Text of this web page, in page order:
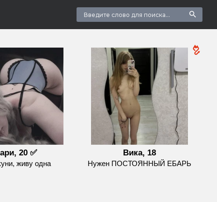
20 ✅
живу одна
Вика, 18
Нужен ПОСТОЯННЫЙ ЕБАРЬ